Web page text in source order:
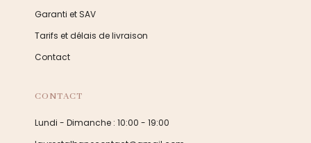
Garanti et SAV
Tarifs et délais de livraison
Contact
CONTACT
Lundi - Dimanche : 10:00 - 19:00